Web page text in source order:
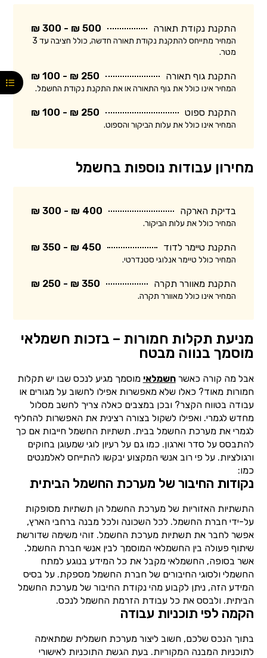
התקנת נקודת תאורה 500 ₪ - 300 ₪
המחיר מתייחס להתקנת נקודת תאורה חדשה, כולל חציבה עד 3
מטר.
התקנת גוף תאורה 250 ₪ - 100 ₪
המחיר אינו כולל את גוף התאורה או את התקנת נקודת החשמל.
התקנת ספוט 250 ₪ - 100 ₪
המחיר אינו כולל את עלות הביקור והספוט.
מחירון עבודות נוספות בחשמל
בדיקת הארקה 400 ₪ - 300 ₪
המחיר כולל את עלות הביקור.
התקנת טיימר לדוד 450 ₪ - 350 ₪
המחיר כולל טיימר אנלוגי סטנדרטי.
התקנת מאוורר תקרה 350 ₪ - 250 ₪
המחיר אינו כולל מאוורר תקרה.
מניעת תקלות חמורות – בזכות חשמלאי
מוסמך בנווה מבטח
אבל מה קורה כאשרחשמלאי מוסמך מגיע לנכס שבו יש תקלות
חמורות מאוד? כאלו שלא מאפשרות אפילו לחשוב על מגורים או
עבודה בטווח הקצר? ובכן במצבים כאלה צריך לחשב מסלול
מחדש לגמרי. ואפילו לשקול בצורה רצינית את האפשרות להחליף
לגמרי את מערכת החשמל בבית. תשתיות החשמל חייבות אם כך
להתבסס על סדר וארגון. כמו גם על רעיון לוגי שמעוגן בחוקים
ורגולציות. על פי רוב אנשי המקצוע יבקשו להתייחס לאלמנטים
כמו:
נקודות החיבור של מערכת החשמל הביתית
התשתיות האזוריות של מערכת החשמל הן תשתיות מסופקות
על-ידי חברת החשמל. לכל השכונה ולכל מבנה ברחבי הארץ,
אפשר לחבר את תשתיות מערכת החשמל. זוהי משימה שדורשת
שיתוף פעולה בין החשמלאי המוסמך לבין אנשי חברת החשמל.
אשר בסופה, החשמלאי מקבל את כל המידע בנוגע למתח
החשמלי ולסוגי החיבורים של חברת החשמל מספקת. על בסיס
המידע הזה, ניתן לקבוע מהי נקודת החיבור של מערכת החשמל
הביתית. ולבסס את כל עבודת הזרמת החשמל לנכס.
הקמה לפי תוכניות עבודה
בתוך הנכס שלכם, חשוב ליצור מערכת חשמלית שמתאימה
לתוכניות המבנה המקוריות. בעת הגשת התוכניות לאישורי